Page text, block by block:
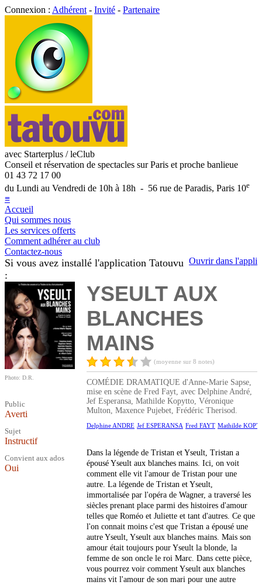
Connexion : Adhérent - Invité - Partenaire
avec Starterplus / leClub
Conseil et réservation de spectacles sur Paris et proche banlieue
01 43 72 17 00
du Lundi au Vendredi de 10h à 18h - 56 rue de Paradis, Paris 10e
≡
Accueil
Qui sommes nous
Les services offerts
Comment adhérer au club
Contactez-nous
Ouvrir dans l'appli
Si vous avez installé l'application Tatouvu
:
Photo: D.R.
Public
Averti
Sujet
Instructif
Convient aux ados
Oui
YSEULT AUX
BLANCHES
MAINS
(moyenne sur 8 notes)
COMÉDIE DRAMATIQUE d'Anne-Marie Sapse,
mise en scène de Fred Fayt, avec Delphine André,
Jef Esperansa, Mathilde Kopytto, Véronique
Multon, Maxence Pujebet, Frédéric Therisod.
Delphine ANDRE Jef ESPERANSA Fred FAYT Mathilde
Dans la légende de Tristan et Yseult, Tristan a
épousé Yseult aux blanches mains. Ici, on voit
comment elle vit l'amour de Tristan pour une
autre. La légende de Tristan et Yseult,
immortalisée par l'opéra de Wagner, a traversé les
siècles prenant place parmi des histoires d'amour
telles que Roméo et Juliette et tant d'autres. Ce que
l'on connait moins c'est que Tristan a épousé une
autre Yseult, Yseult aux blanches mains. Mais son
amour était toujours pour Yseult la blonde, la
femme de son oncle le roi Marc. Dans cette pièce,
vous pourrez voir comment Yseult aux blanches
mains vit l'amour de son mari pour une autre